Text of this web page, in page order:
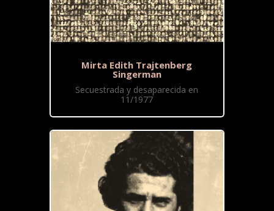
Mirta Edith Trajtenberg
Singerman
Secuestrada y desaparecida en
11/1977